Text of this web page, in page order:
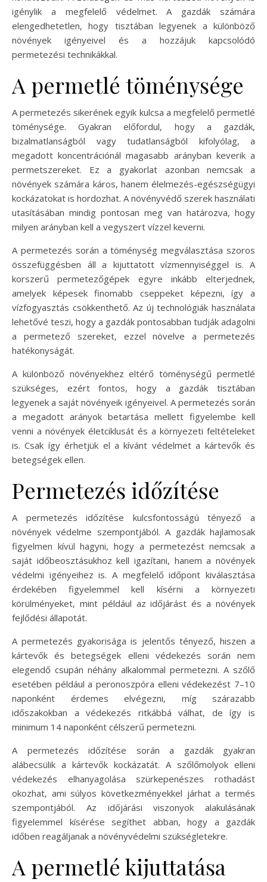
igénylik a megfelelő védelmet. A gazdák számára
elengedhetetlen, hogy tisztában legyenek a különböző
növények igényeivel és a hozzájuk kapcsolódó
permetezési technikákkal.
A permetlé töménysége
A permetezés sikerének egyik kulcsa a megfelelő permetlé
töménysége. Gyakran előfordul, hogy a gazdák,
bizalmatlanságból vagy tudatlanságból kifolyólag, a
megadott koncentrációnál magasabb arányban keverik a
permetszereket. Ez a gyakorlat azonban nemcsak a
növények számára káros, hanem élelmezés-egészségügyi
kockázatokat is hordozhat. A növényvédő szerek használati
utasításában mindig pontosan meg van határozva, hogy
milyen arányban kell a vegyszert vízzel keverni.
A permetezés során a töménység megválasztása szoros
összefüggésben áll a kijuttatott vízmennyiséggel is. A
korszerű permetezőgépek egyre inkább elterjednek,
amelyek képesek finomabb cseppeket képezni, így a
vízfogyasztás csökkenthető. Az új technológiák használata
lehetővé teszi, hogy a gazdák pontosabban tudják adagolni
a permetező szereket, ezzel növelve a permetezés
hatékonyságát.
A különböző növényekhez eltérő töménységű permetlé
szükséges, ezért fontos, hogy a gazdák tisztában
legyenek a saját növényeik igényeivel. A permetezés során
a megadott arányok betartása mellett figyelembe kell
venni a növények életciklusát és a környezeti feltételeket
is. Csak így érhetjük el a kívánt védelmet a kártevők és
betegségek ellen.
Permetezés időzítése
A permetezés időzítése kulcsfontosságú tényező a
növények védelme szempontjából. A gazdák hajlamosak
figyelmen kívül hagyni, hogy a permetezést nemcsak a
saját időbeosztásukhoz kell igazítani, hanem a növények
védelmi igényeihez is. A megfelelő időpont kiválasztása
érdekében figyelemmel kell kísérni a környezeti
körülményeket, mint például az időjárást és a növények
fejlődési állapotát.
A permetezés gyakorisága is jelentős tényező, hiszen a
kártevők és betegségek elleni védekezés során nem
elegendő csupán néhány alkalommal permetezni. A szőlő
esetében például a peronoszpóra elleni védekezést 7–10
naponként érdemes elvégezni, míg szárazabb
időszakokban a védekezés ritkábbá válhat, de így is
minimum 14 naponként célszerű permetezni.
A permetezés időzítése során a gazdák gyakran
alábecsülik a kártevők kockázatát. A szőlőmolyok elleni
védekezés elhanyagolása szürkepenészes rothadást
okozhat, ami súlyos következményekkel járhat a termés
szempontjából. Az időjárási viszonyok alakulásának
figyelemmel kísérése segíthet abban, hogy a gazdák
időben reagáljanak a növényvédelmi szükségletekre.
A permetlé kijuttatása